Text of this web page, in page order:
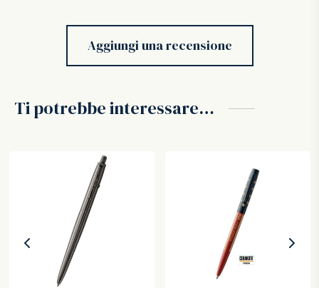
Aggiungi una recensione
Ti potrebbe interessare…